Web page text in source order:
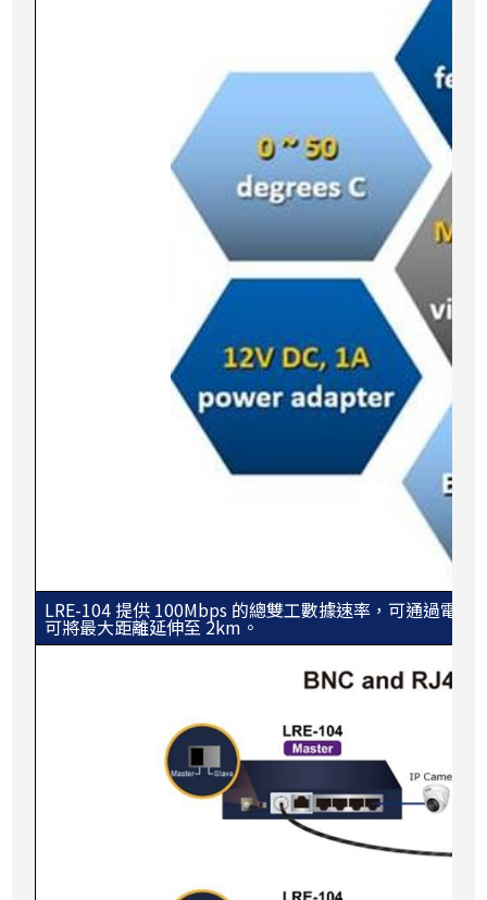
LRE-104 提供 100Mbps 的總雙工數據速率，可通過電
可將最大距離延伸至 2km。